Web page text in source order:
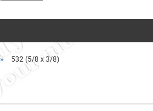
erstellen
» 532 (5/8 x 3/8)